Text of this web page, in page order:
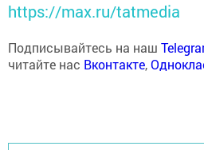
https://max.ru/tatmedia
Подписывайтесь на наш
читайте нас Вконтакте,